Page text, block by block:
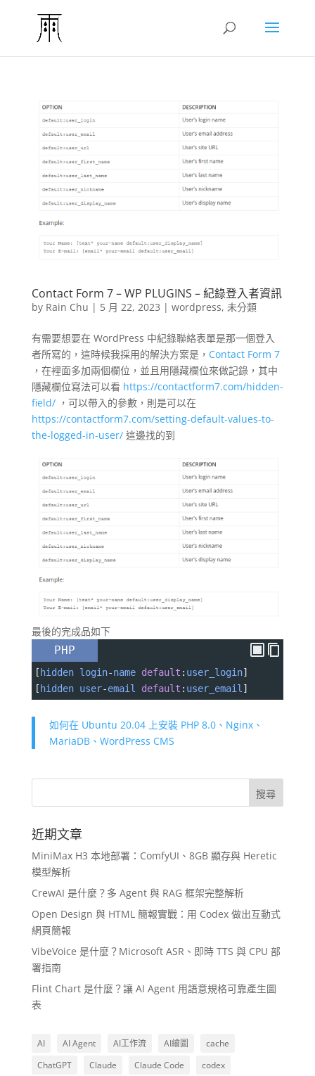
Contact Form 7 – WP PLUGINS – 紀錄登入者資訊
by Rain Chu | 5 月 22, 2023 | wordpress, 未分類
有需要想要在 WordPress 中紀錄聯絡表單是那一個登入
者所寫的，這時候我採用的解決方案是， Contact Form 7
，在裡面多加兩個欄位，並且用隱藏欄位來做記錄，其中
隱藏欄位寫法可以看 https://contactform7.com/hidden-
field/ ，可以帶入的參數，則是可以在
https://contactform7.com/setting-default-values-to-
the-logged-in-user/這邊找的到
最後的完成品如下
PHP
[ hidden login-name default : user_login]
[ hidden user-email default : user_email]
如何在 Ubuntu 20.04 上安裝 PHP 8.0、Nginx、
MariaDB、WordPress CMS
近期文章
MiniMax H3 本地部署：ComfyUI、8GB 顯存與 Heretic
模型解析
CrewAI 是什麼？多 Agent 與 RAG 框架完整解析
Open Design 與 HTML 簡報實戰：用 Codex 做出互動式
網頁簡報
VibeVoice 是什麼？Microsoft ASR、即時 TTS 與 CPU 部
署指南
Flint Chart 是什麼？讓 AI Agent 用語意規格可靠產生圖
表
AI AI Agent AI工作流 AI繪圖
cache
ChatGPT
Claude Claude Code
codex